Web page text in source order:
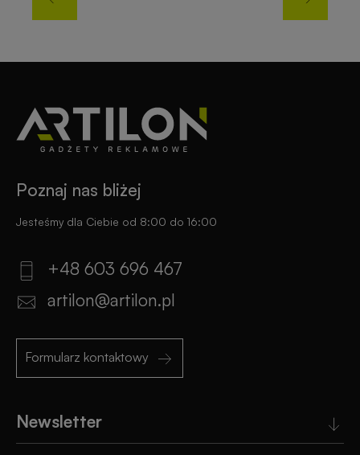
Poznaj nas bliżej
Jesteśmy dla Ciebie od 8:00 do 16:00
+48 603 696 467
artilon@artilon.pl
Formularz kontaktowy
Newsletter